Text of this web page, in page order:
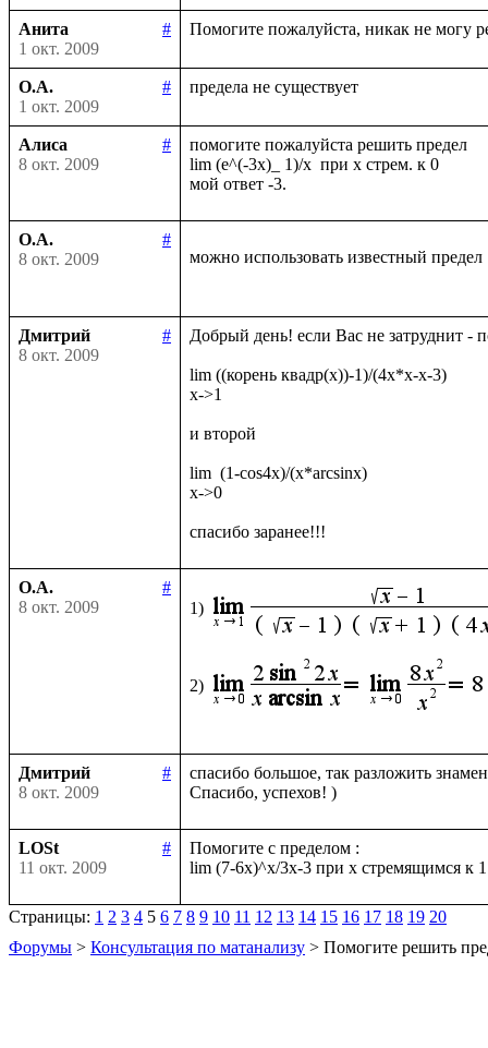
Анита
#
1 окт. 2009
О.А.
#
1 окт. 2009
Алиса
#
8 окт. 2009
помогите пожалуйста решить предел
lim (e^(-3x)_ 1)/x  при х стрем. к 0
О.А.
#
8 окт. 2009
можно использовать известный предел
Дмитрий
#
8 окт. 2009
Добрый день! если Вас не затруднит -
lim ((корень квадр(x))-1)/(4x*x-x-3)
x->1
и второй
lim  (1-cos4x)/(x*arcsinx)
x->0
О.А.
#
8 окт. 2009
1)
2)
Дмитрий
#
8 окт. 2009
спасибо большое, так разложить
LOSt
#
11 окт. 2009
Помогите с пределом :
Страницы: 1 2 3 4 5 6 7 8 9 10 11 12 13 14 15 16 17 18 19 20
Форумы > Консультация по матанализу > Помогите решить